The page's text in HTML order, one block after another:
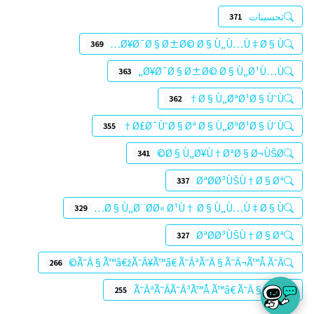
تحسينات 371
Ø¥Ø¯Ø§Ø±Ø© Ø§Ù„Ù…Ù‡Ø§Ù…
369
Ø¥Ø¯Ø§Ø±Ø© Ø§Ù„Ø¹Ù…Ù„
363
Ø§Ù„ØªØ¹Ø§ÙˆÙ†
362
Ø£Ø¯ÙˆØ§Øª Ø§Ù„ØªØ¹Ø§ÙˆÙ†
355
Ø§Ù„Ø¥Ù†ØªØ§Ø¬ÙŠØ©
341
ØªØØ³ÙŠÙ†Ø§Øª
337
Ø§Ù„Ø¨ØØ« Ø¹Ù† Ø§Ù„Ù…Ù‡Ø§Ù…
329
ØªØ­Ø³ÙŠÙ†Ø§Øª
327
Ã˜Â§Ã™â€žÃ˜Â¥Ã™â€ Ã˜ÂªÃ˜Â§Ã˜Â¬Ã™Å Ã˜Â©
266
Ã˜ÂªÃ˜Â­Ã˜Â³Ã™Å Ã™â€ Ã˜Â§Ã˜Âª
255